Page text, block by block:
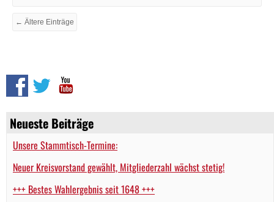
Neueste Beiträge
Unsere Stammtisch-Termine:
Neuer Kreisvorstand gewählt, Mitgliederzahl wächst stetig!
+++ Bestes Wahlergebnis seit 1648 +++
← Ältere Einträge